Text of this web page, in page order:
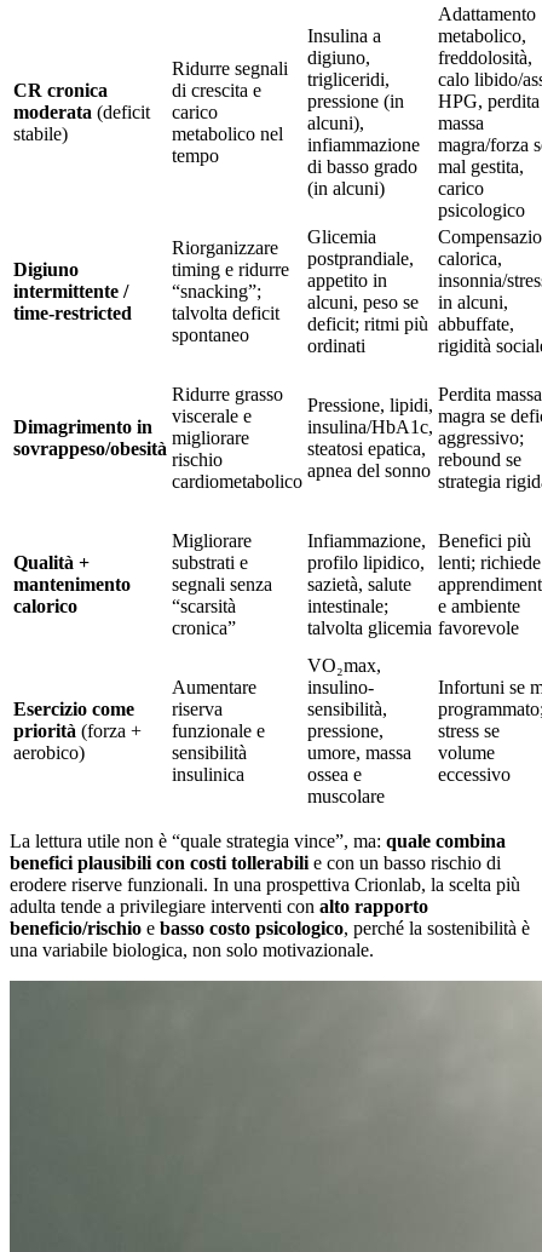
CR cronica
moderata (deficit
stabile)
Ridurre segnali
di crescita e
carico
metabolico nel
tempo
Insulina a
digiuno,
trigliceridi,
pressione (in
alcuni),
infiammazione
di basso grado
(in alcuni)
Adattamento
metabolico,
freddolosità,
calo libido/
HPG, perdita
massa
magra/forza
mal gestita,
carico
psicologico
Digiuno
intermittente /
time-restricted
Riorganizzare
timing e ridurre
“snacking”;
talvolta deficit
spontaneo
Glicemia
postprandiale,
appetito in
alcuni, peso se
deficit; ritmi più
ordinati
calorica,
insonnia/
in alcuni,
abbuffate,
rigidità
Dimagrimento in
sovrappeso/obesità
Ridurre grasso
viscerale e
migliorare
rischio
cardiometabolico
Pressione, lipidi,
insulina/HbA1c,
steatosi epatica,
apnea del sonno
Perdita massa
magra se
aggressivo;
rebound se
strategia
Qualità +
mantenimento
calorico
Migliorare
substrati e
segnali senza
“scarsità
cronica”
Infiammazione,
profilo lipidico,
sazietà, salute
intestinale;
talvolta glicemia
Benefici più
lenti; richiede
e ambiente
favorevole
Esercizio come
priorità (forza +
aerobico)
Aumentare
riserva
funzionale e
sensibilità
insulinica
VO₂max,
insulino-
sensibilità,
pressione,
umore, massa
ossea e
muscolare
Infortuni se
stress se
volume
eccessivo
La lettura utile non è “quale strategia vince”, ma: quale combina
benefici plausibili con costi tollerabili e con un basso rischio di
erodere riserve funzionali. In una prospettiva Crionlab, la scelta più
adulta tende a privilegiare interventi con alto rapporto
beneficio/rischio e basso costo psicologico, perché la sostenibilità è
una variabile biologica, non solo motivazionale.